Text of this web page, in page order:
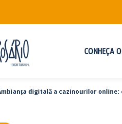
CONHEÇA
digitală a cazinourilor online: